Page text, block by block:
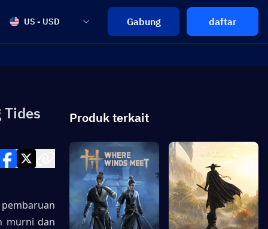
US - USD Gabung daftar
Tides
murni dan
Produk terkait